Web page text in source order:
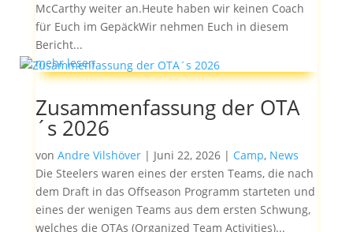
McCarthy weiter an.Heute haben wir keinen Coach
für Euch im GepäckWir nehmen Euch in diesem
Bericht...
mehr lesen
Zusammenfassung der OTA
´s 2026
von Andre Vilshöver| Juni 22, 2026| Camp, News
Die Steelers waren eines der ersten Teams, die nach
dem Draft in das Offseason Programm starteten und
eines der wenigen Teams aus dem ersten Schwung,
welches die OTAs (Organized Team Activities)...